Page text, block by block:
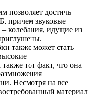
позволяет достичь
причем звуковые
– колебания, идущие из
также может стать
тот факт, что она
Несмотря на все
материал